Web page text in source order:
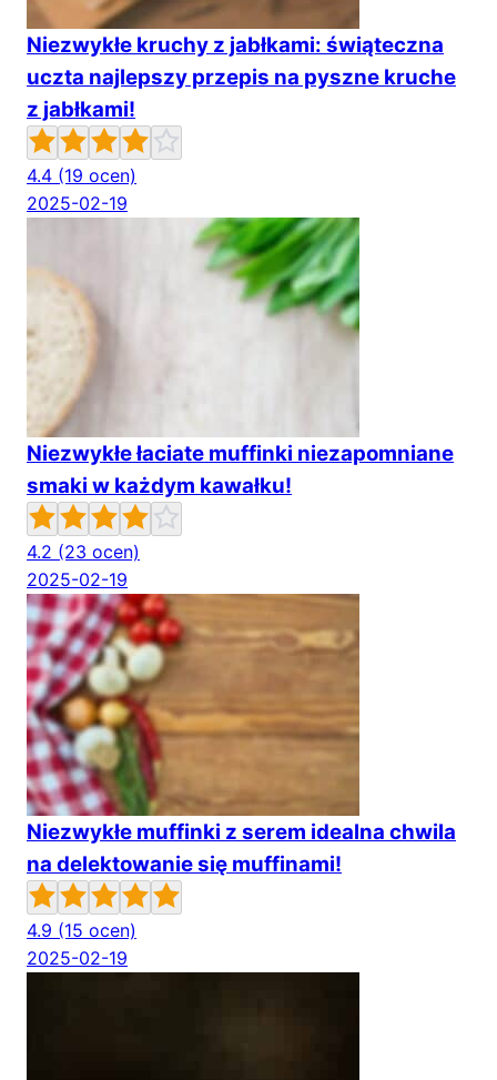
Niezwykłe kruchy z jabłkami: świąteczna
uczta najlepszy przepis na pyszne kruche
z jabłkami!
4.4 (19 ocen)
2025-02-19
Niezwykłe łaciate muffinki niezapomniane
smaki w każdym kawałku!
4.2 (23 ocen)
2025-02-19
Niezwykłe muffinki z serem idealna chwila
na delektowanie się muffinami!
4.9 (15 ocen)
2025-02-19